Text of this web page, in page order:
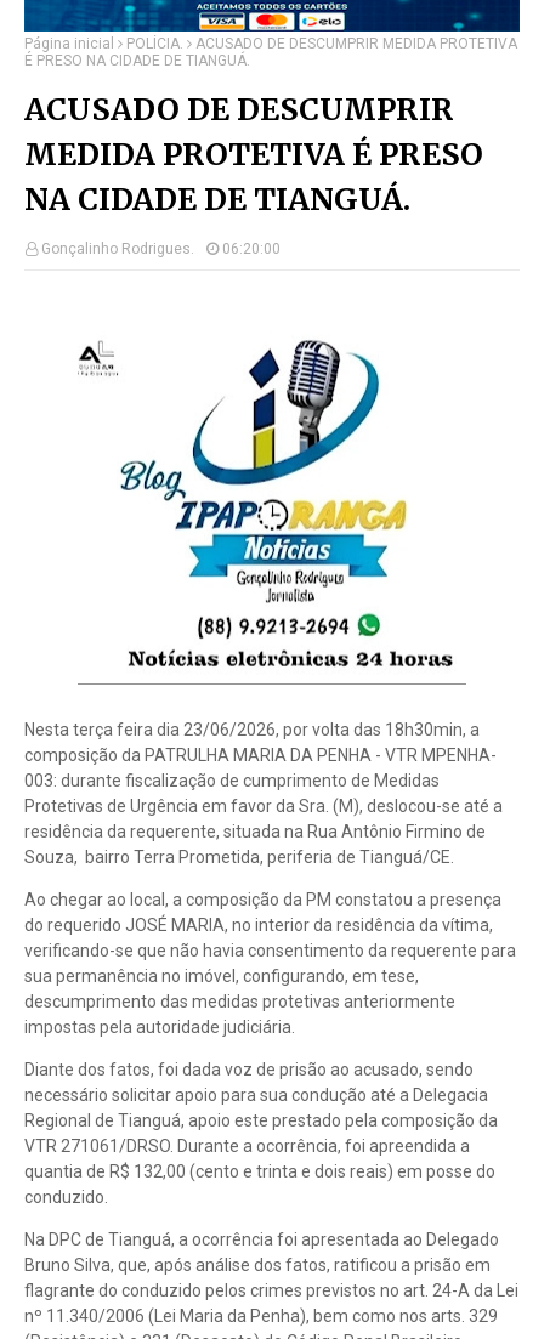
Página inicial POLÍCIA.
ACUSADO DE DESCUMPRIR MEDIDA PROTETIVA
É PRESO NA CIDADE DE TIANGUÁ.
ACUSADO DE DESCUMPRIR
MEDIDA PROTETIVA É PRESO
NA CIDADE DE TIANGUÁ.
Gonçalinho Rodrigues. 06:20:00
Nesta terça feira dia 23/06/2026, por volta das 18h30min, a
composição da PATRULHA MARIA DA PENHA - VTR MPENHA-
003: durante fiscalização de cumprimento de Medidas
Protetivas de Urgência em favor da Sra. (M), deslocou-se até a
residência da requerente, situada na Rua Antônio Firmino de
Souza, bairro Terra Prometida, periferia de Tianguá/CE.
Ao chegar ao local, a composição da PM constatou a presença
do requerido JOSÉ MARIA, no interior da residência da vítima,
verificando-se que não havia consentimento da requerente para
sua permanência no imóvel, configurando, em tese,
descumprimento das medidas protetivas anteriormente
impostas pela autoridade judiciária.
Diante dos fatos, foi dada voz de prisão ao acusado, sendo
necessário solicitar apoio para sua condução até a Delegacia
Regional de Tianguá, apoio este prestado pela composição da
VTR 271061/DRSO. Durante a ocorrência, foi apreendida a
quantia de R$ 132,00 (cento e trinta e dois reais) em posse do
conduzido.
Na DPC de Tianguá, a ocorrência foi apresentada ao Delegado
Bruno Silva, que, após análise dos fatos, ratificou a prisão em
flagrante do conduzido pelos crimes previstos no art. 24-A da Lei
nº 11.340/2006 (Lei Maria da Penha), bem como nos arts. 329